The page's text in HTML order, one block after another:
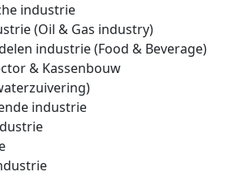
industrie
(Oil & Gas industry)
industrie (Food & Beverage)
& Kassenbouw
industrie